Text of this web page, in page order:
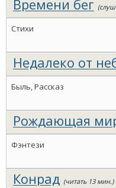
Времени бег
Стихи
Недалеко от
Быль, Рассказ
Рождающая
Фэнтези
Конрад (читать 13